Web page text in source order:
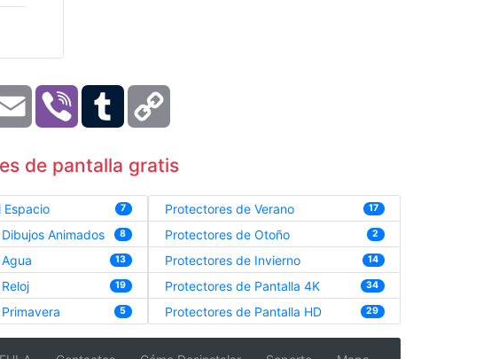
Email Viber Tumblr
de pantalla gratis
Espacio 7
Animados 8
13
19
5
Protectores de Verano 17
Protectores de Otoño 2
Protectores de Invierno 14
Protectores de Pantalla 4K 34
Protectores de Pantalla HD 29